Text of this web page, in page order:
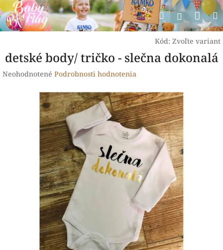
Prejsť
na
obsah
Hľadať
Kód: Zvoľte variant
detské body/ tričko - slečna dokonalá
Priemerné
hviezdičiek.
Neohodnotené Podrobnosti hodnotenia